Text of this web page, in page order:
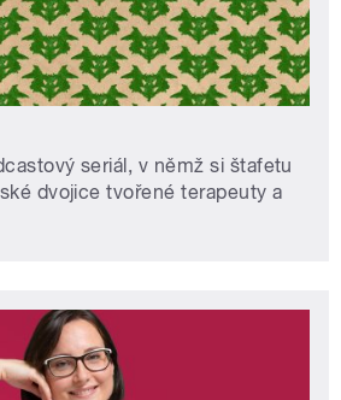
seriál, v němž si štafetu
dvojice tvořené terapeuty a